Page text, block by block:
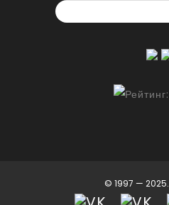
© 1997 — 2025.